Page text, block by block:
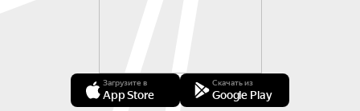
Загрузите в
App Store
Скачать из
Google Play